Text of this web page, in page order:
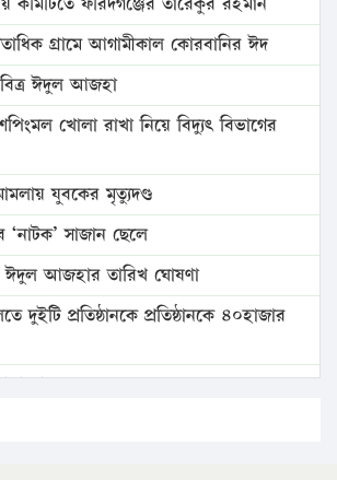
গ্রামে আগামীকাল কোরবানির ঈদ
ঈদুল আজহা
খোলা রাখা নিয়ে বিদ্যুৎ বিভাগের
যুবকের মৃত্যুদণ্ড
সাজান ছেলে
আজহার তারিখ ঘোষণা
দুইটি প্রতিষ্ঠানকে প্রতিষ্ঠানকে ৪০হাজার
বাড়ল